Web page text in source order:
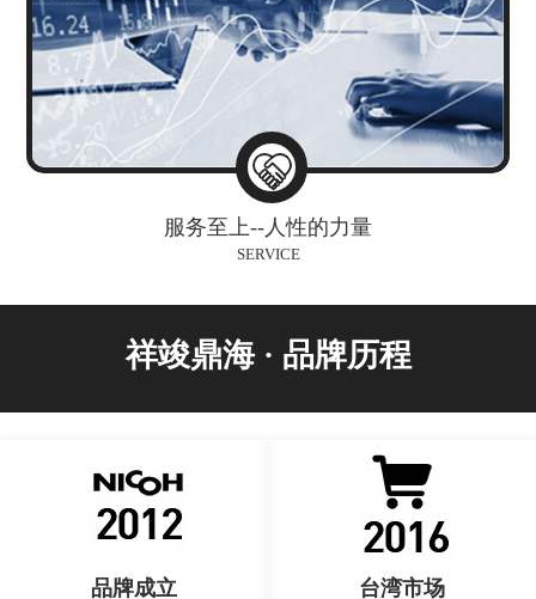
服务至上--人性的力量
SERVICE
祥竣鼎海 · 品牌历程
品牌成立 台湾市场